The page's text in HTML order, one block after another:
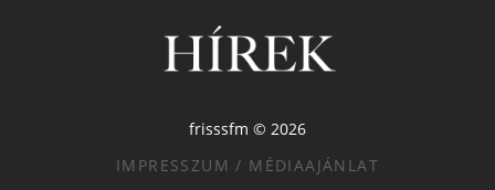
frisssfm © 2026
IMPRESSZUM / MÉDIAAJÁNLAT